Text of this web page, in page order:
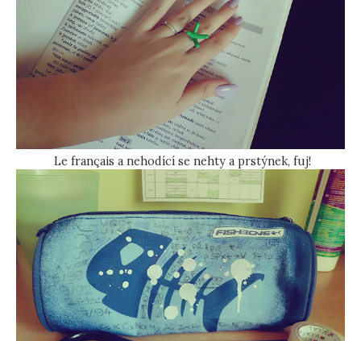
Le français a nehodící se nehty a prstýnek, fuj!